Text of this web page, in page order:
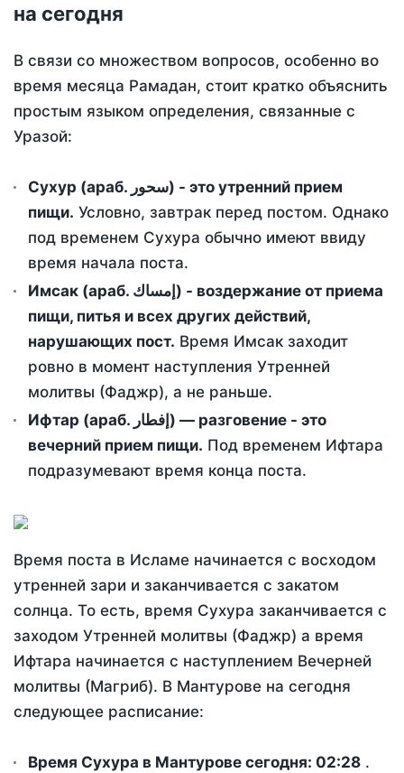
на сегодня
В связи со множеством вопросов, особенно во
время месяца Рамадан, стоит кратко объяснить
простым языком определения, связанные с
Уразой:
Сухур (араб. سحور) - это утренний прием
пищи. Условно, завтрак перед постом. Однако
под временем Сухура обычно имеют ввиду
время начала поста.
Имсак (араб. إمساك) - воздержание от приема
пищи, питья и всех других действий,
нарушающих пост. Время Имсак заходит
ровно в момент наступления Утренней
молитвы (Фаджр), а не раньше.
Ифтар (араб. إفطار) — разговение - это
вечерний прием пищи. Под временем Ифтара
подразумевают время конца поста.
Время поста в Исламе начинается с восходом
утренней зари и заканчивается с закатом
солнца. То есть, время Сухура заканчивается с
заходом Утренней молитвы (Фаджр) а время
Ифтара начинается с наступлением Вечерней
молитвы (Магриб). В Мантурове на сегодня
следующее расписание:
Время Сухура в Мантурове сегодня: 02:28 .